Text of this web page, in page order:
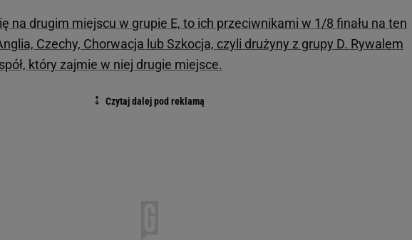
na drugim miejscu w grupie E, to ich przeciwnikami w 1/8 finału na ten
Czechy, Chorwacja lub Szkocja, czyli drużyny z grupy D. Rywalem
który zajmie w niej drugie miejsce.